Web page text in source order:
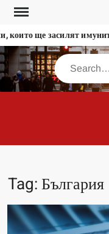
Skip
content
които ще засилят
Search
Tag:България